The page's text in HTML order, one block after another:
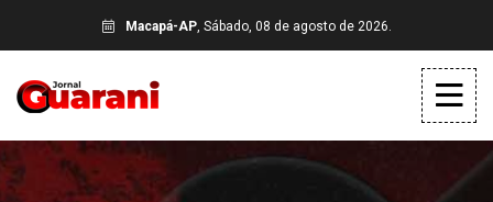
Macapá-AP, Sábado, 08 de agosto de 2026.